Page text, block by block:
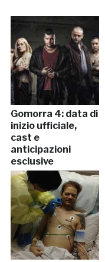
Gomorra 4: data di
inizio ufficiale,
cast e
anticipazioni
esclusive